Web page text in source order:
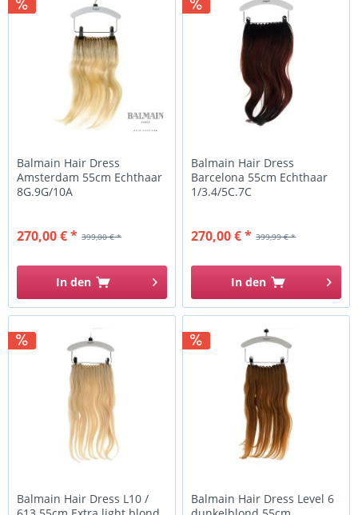
Balmain Hair Dress
Amsterdam 55cm Echthaar
8G.9G/10A
399,00 € *
270,00 € *
In den
Balmain Hair Dress
Barcelona 55cm Echthaar
1/3.4/5C.7C
399,99 € *
270,00 € *
In den
Balmain Hair Dress L10 /
Balmain Hair Dress Level 6